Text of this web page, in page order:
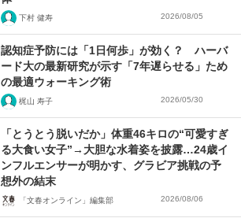
下村 健寿 2026/08/05
認知症予防には「1日何歩」が効く？ ハーバ
ード大の最新研究が示す「7年遅らせる」ため
の最適ウォーキング術
梶山 寿子 2026/05/30
「とうとう脱いだか」体重46キロの“可愛すぎ
る大食い女子”→大胆な水着姿を披露…24歳イ
ンフルエンサーが明かす、グラビア挑戦の予
想外の結末
「文春オンライン」編集部 2026/08/06